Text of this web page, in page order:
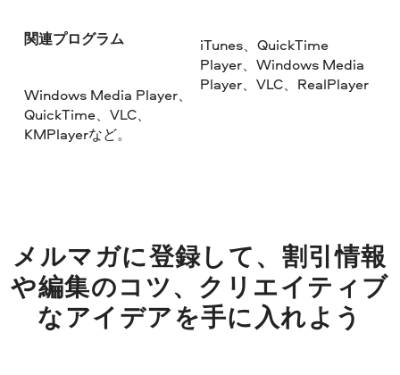
関連プログラム
Windows Media Player、
QuickTime、VLC、
KMPlayerなど。
iTunes、QuickTime
Player、Windows Media
Player、VLC、RealPlayer
メルマガに登録して、割引情報
や編集のコツ、クリエイティブ
なアイデアを手に入れよう